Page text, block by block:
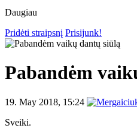
Daugiau
Pridėti straipsnį Prisijunk!
Pabandėm
19. May 2018, 15:24
Sveiki.